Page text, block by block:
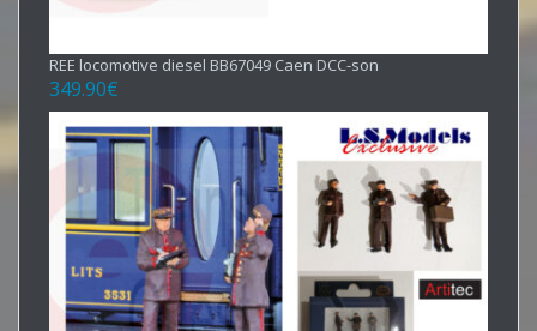
REE locomotive diesel BB67049 Caen DCC-son
349.90€